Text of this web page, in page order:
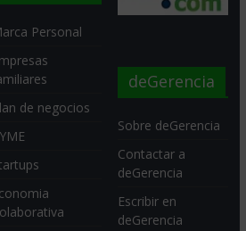
Personal
de negocios
deGerencia
Sobre deGerencia
Contactar a
deGerencia
Escribir en
deGerencia